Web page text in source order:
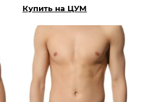
Купить на ЦУМ